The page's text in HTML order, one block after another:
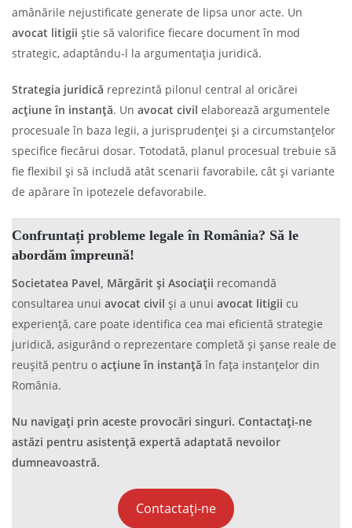
amânările nejustificate generate de lipsa unor acte. Un
avocat litigii știe să valorifice fiecare document în mod
strategic, adaptându-l la argumentația juridică.
Strategia juridică reprezintă pilonul central al oricărei
acțiune în instanță. Un avocat civil elaborează argumentele
procesuale în baza legii, a jurisprudenței și a circumstanțelor
specifice fiecărui dosar. Totodată, planul procesual trebuie să
fie flexibil și să includă atât scenarii favorabile, cât și variante
de apărare în ipotezele defavorabile.
Confruntați probleme legale în România? Să le
abordăm împreună!
Societatea Pavel, Mărgărit și Asociații recomandă
consultarea unui avocat civil și a unui avocat litigii cu
experiență, care poate identifica cea mai eficientă strategie
juridică, asigurând o reprezentare completă și șanse reale de
reușită pentru o acțiune în instanță în fața instanțelor din
România.
Nu navigați prin aceste provocări singuri. Contactați-ne
astăzi pentru asistență expertă adaptată nevoilor
dumneavoastră.
Contactați-ne